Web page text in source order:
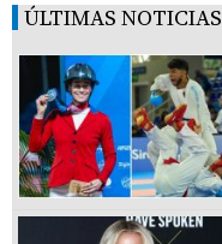
ÚLTIMAS NOTICIAS